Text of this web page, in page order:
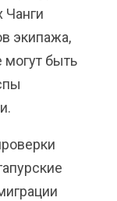
Чанги
экипажа,
быть